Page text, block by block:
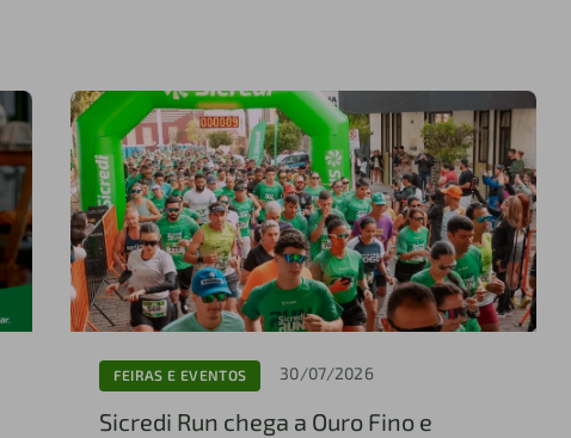
FEIRAS E EVENTOS 30/07/2026
Sicredi Run chega a Ouro Fino e